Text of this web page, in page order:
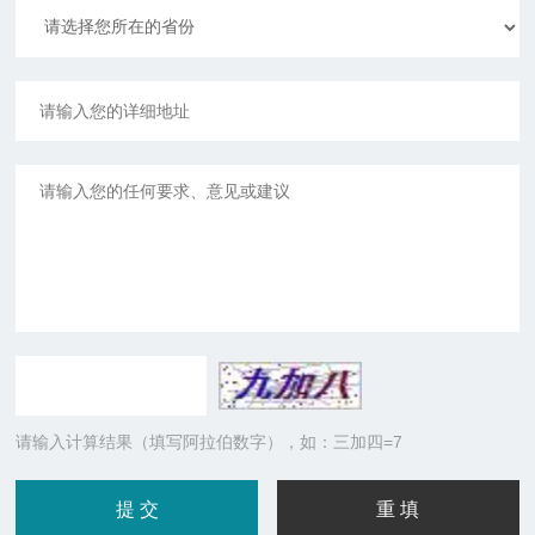
请输入计算结果（填写阿拉伯数字），如：三加四=7